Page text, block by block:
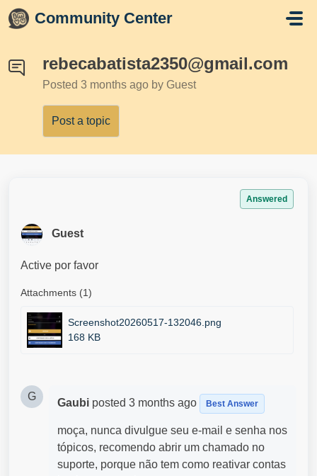
Skip to main content
Community Center
rebecabatista2350@gmail.com
Posted 3 months ago by Guest
Post a topic
Answered
Guest
Active por favor
Attachments (1)
Screenshot20260517-132046.png
168 KB
G
Gaubi posted 3 months ago Best Answer
moça, nunca divulgue seu e-mail e senha nos
tópicos, recomendo abrir um chamado no
suporte, porque não tem como reativar contas